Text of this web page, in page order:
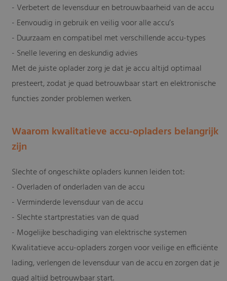
- Verbetert de levensduur en betrouwbaarheid van de accu
- Eenvoudig in gebruik en veilig voor alle accu’s
- Duurzaam en compatibel met verschillende accu-types
- Snelle levering en deskundig advies
Met de juiste oplader zorg je dat je accu altijd optimaal
presteert, zodat je quad betrouwbaar start en elektronische
functies zonder problemen werken.
Waarom kwalitatieve accu-opladers belangrijk
zijn
Slechte of ongeschikte opladers kunnen leiden tot:
- Overladen of onderladen van de accu
- Verminderde levensduur van de accu
- Slechte startprestaties van de quad
- Mogelijke beschadiging van elektrische systemen
Kwalitatieve accu-opladers zorgen voor veilige en efficiënte
lading, verlengen de levensduur van de accu en zorgen dat je
quad altijd betrouwbaar start.